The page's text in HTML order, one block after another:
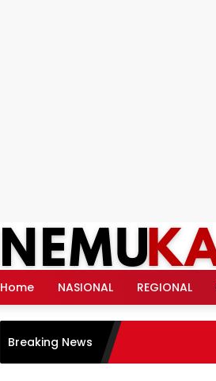
Home NASIONAL REGIONAL
Breaking News